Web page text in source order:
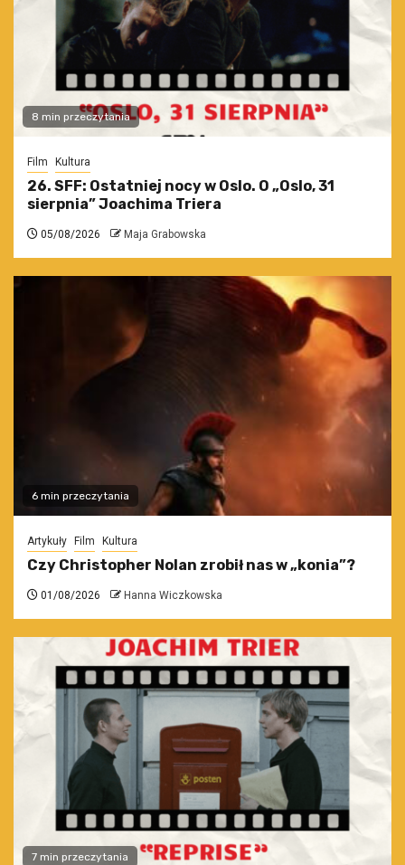
8 min przeczytania
Film Kultura
26. SFF: Ostatniej nocy w Oslo. O „Oslo, 31
sierpnia” Joachima Triera
05/08/2026 Maja Grabowska
6 min przeczytania
Artykuły Film Kultura
Czy Christopher Nolan zrobił nas w „konia”?
01/08/2026 Hanna Wiczkowska
7 min przeczytania